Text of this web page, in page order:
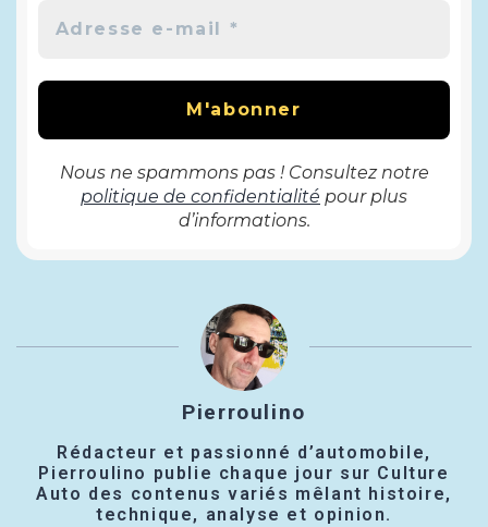
Nous ne spammons pas ! Consultez notre
politique de confidentialité pour plus
d’informations.
Pierroulino
Rédacteur et passionné d’automobile,
Pierroulino publie chaque jour sur Culture
Auto des contenus variés mêlant histoire,
technique, analyse et opinion.